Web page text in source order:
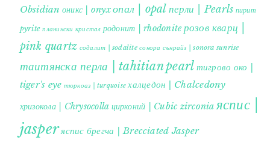
Obsidian оникс | onyxопал | opal перли | Pearls пирит |
pyrite планински кристал родонит | rhodonite розов кварц |
pink quartz содалит | sodalite сонора сънрайз | sonora sunrise
таитянска перла | tahitian pearl тигрово око |
tiger's eye тюркоаз | turquoise халцедон | Chalcedony
хризокола | Chrysocolla цирконий | Cubic zirconia яспис |
jasperяспис брегча | Brecciated Jasper